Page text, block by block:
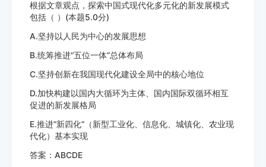
根据文章观点，探索中国式现代化多元化的新发展模式
包括（ ）(本题5.0分)
A.坚持以人民为中心的发展思想
B.统筹推进“五位一体”总体布局
C.坚持创新在我国现代化建设全局中的核心地位
D.加快构建以国内大循环为主体、国内国际双循环相互
促进的新发展格局
E.推进“新四化”（新型工业化、信息化、城镇化、农业现
代化）基本实现
答案：ABCDE